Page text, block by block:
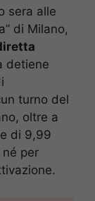
sera alle
di Milano,
detiene
turno del
oltre a
di 9,99
per